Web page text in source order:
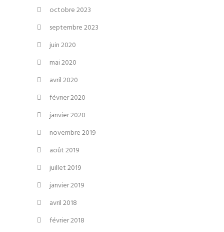
octobre 2023
septembre 2023
juin 2020
mai 2020
avril 2020
février 2020
janvier 2020
novembre 2019
août 2019
juillet 2019
janvier 2019
avril 2018
février 2018